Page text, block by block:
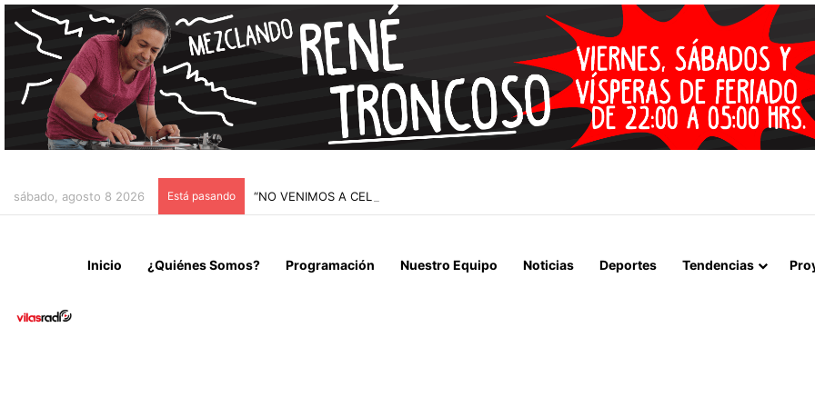
sábado, agosto 8 2026 Está pasando “NO VENIMOS A CELEBRAR LA MUERTE, SINO LA VIDA”: LA EMOTIVA ROMERÍA AL CEMENTERIO
Inicio ¿Quiénes Somos? Programación Nuestro Equipo Noticias Deportes Tendencias